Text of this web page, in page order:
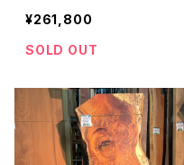
装 仕上げ済み】
¥261,800
SOLD OUT